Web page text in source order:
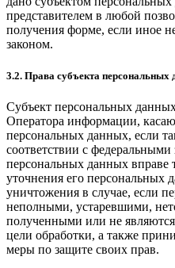
представителем в любой
получения форме, если иное
законом.
3.2. Права субъекта персональных
Субъект персональных
Оператора информации,
персональных данных, если
соответствии с
персональных данных вправе
уточнения его персональных
уничтожения в случае, если
неполными, устаревшими,
полученными или не
цели обработки, а также
меры по защите своих прав.